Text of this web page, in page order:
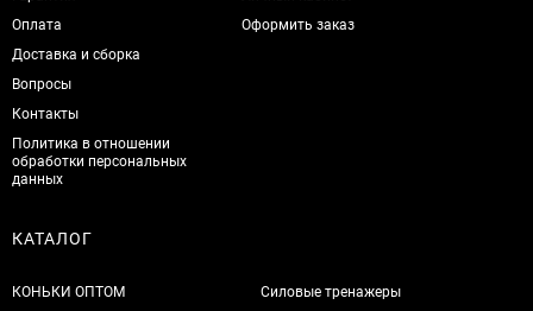
Оплата
Доставка и сборка
Вопросы
Контакты
Политика в отношении
обработки персональных
данных
Оформить заказ
КАТАЛОГ
КОНЬКИ ОПТОМ
Силовые тренажеры